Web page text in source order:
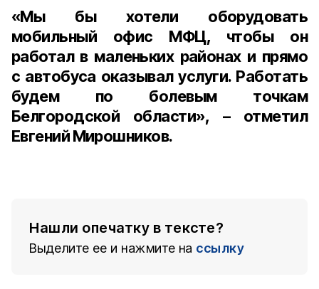
«Мы бы хотели оборудовать
мобильный офис МФЦ, чтобы он
работал в маленьких районах и прямо
с автобуса оказывал услуги. Работать
будем по болевым точкам
Белгородской области», – отметил
Евгений Мирошников.
Нашли опечатку в тексте?
Выделите ее и нажмите на ссылку